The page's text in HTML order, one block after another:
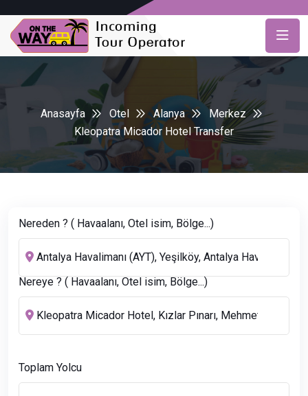
Anasayfa Otel Alanya
Merkez
Kleopatra Micador Hotel Transfer
Nereden ? ( Havaalanı, Otel isim, Bölge...)
Nereye ? ( Havaalanı, Otel isim, Bölge...)
Toplam Yolcu